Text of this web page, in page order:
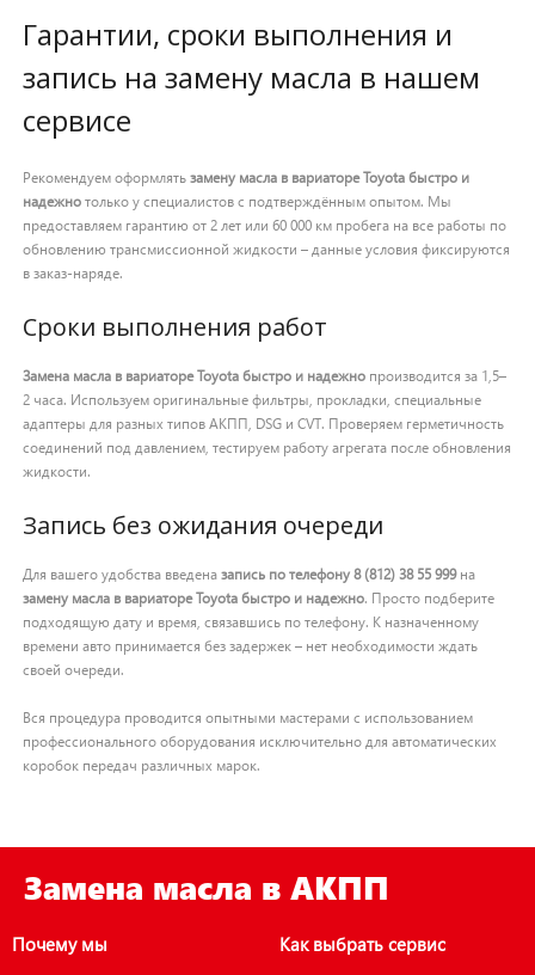
Гарантии, сроки выполнения и
запись на замену масла в нашем
сервисе
Рекомендуем оформлять замену масла в вариаторе Toyota быстро и
надежнотолько у специалистов с подтверждённым опытом. Мы
предоставляем гарантию от 2 лет или 60 000 км пробега на все работы по
обновлению трансмиссионной жидкости – данные условия фиксируются
в заказ-наряде.
Сроки выполнения работ
Замена масла в вариаторе Toyota быстро и надежнопроизводится за 1,5–
2 часа. Используем оригинальные фильтры, прокладки, специальные
адаптеры для разных типов АКПП, DSG и CVT. Проверяем герметичность
соединений под давлением, тестируем работу агрегата после обновления
жидкости.
Запись без ожидания очереди
Для вашего удобства введена запись по телефону 8 (812) 38 55 999на
замену масла в вариаторе Toyota быстро и надежно. Просто подберите
подходящую дату и время, связавшись по телефону. К назначенному
времени авто принимается без задержек – нет необходимости ждать
своей очереди.
Вся процедура проводится опытными мастерами с использованием
профессионального оборудования исключительно для автоматических
коробок передач различных марок.
Замена масла в АКПП
Почему мы
Как выбрать сервис